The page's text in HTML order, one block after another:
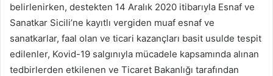
belirlenirken, destekten 14 Aralık 2020 itibarıyla Esnaf ve
Sanatkar Sicili’ne kayıtlı vergiden muaf esnaf ve
sanatkarlar, faal olan ve ticari kazançları basit usulde tespit
edilenler, Kovid-19 salgınıyla mücadele kapsamında alınan
tedbirlerden etkilenen ve Ticaret Bakanlığı tarafından